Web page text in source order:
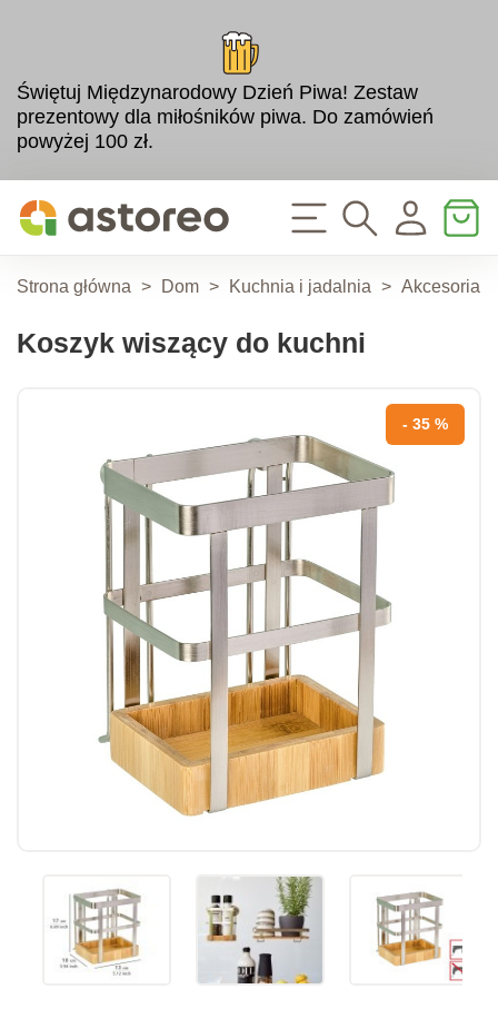
Świętuj Międzynarodowy Dzień Piwa! Zestaw
prezentowy dla miłośników piwa. Do zamówień
powyżej 100 zł.
Strona główna > Dom > Kuchnia i jadalnia > Akcesoria
Koszyk wiszący do kuchni
- 35 %